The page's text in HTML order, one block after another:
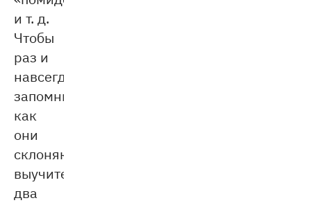
и т. д.
Чтобы
раз и
навсегда
запомнить,
как
они
склоняются,
выучите
два